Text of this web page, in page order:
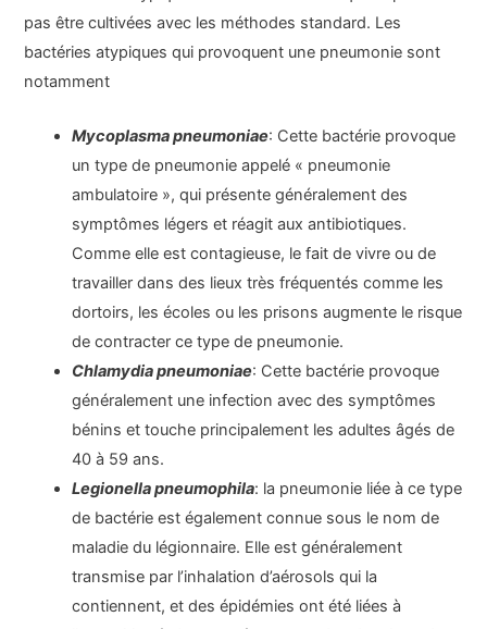
pas être cultivées avec les méthodes standard. Les
bactéries atypiques qui provoquent une pneumonie sont
notamment
Mycoplasma pneumoniae: Cette bactérie provoque
un type de pneumonie appelé « pneumonie
ambulatoire », qui présente généralement des
symptômes légers et réagit aux antibiotiques.
Comme elle est contagieuse, le fait de vivre ou de
travailler dans des lieux très fréquentés comme les
dortoirs, les écoles ou les prisons augmente le risque
de contracter ce type de pneumonie.
Chlamydia pneumoniae: Cette bactérie provoque
généralement une infection avec des symptômes
bénins et touche principalement les adultes âgés de
40 à 59 ans.
Legionella pneumophila: la pneumonie liée à ce type
de bactérie est également connue sous le nom de
maladie du légionnaire. Elle est généralement
transmise par l’inhalation d’aérosols qui la
contiennent, et des épidémies ont été liées à